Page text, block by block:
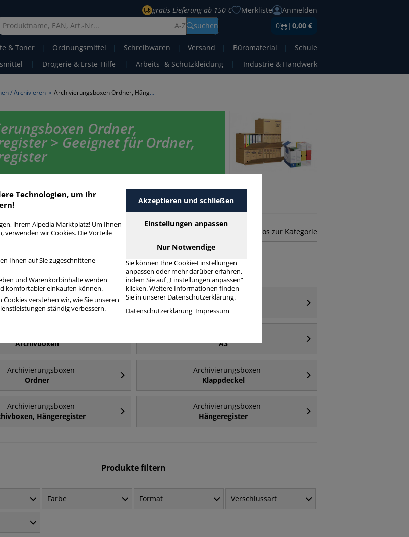
gratis Lieferung ab 150 € Merkliste
Anmelden
A-Z
suchen 0 |0,00 €
& Toner | Ordnungsmittel | Schreibwaren | Versand | Büromaterial |
Schule
| Drogerie & Erste-Hilfe | Arbeits- & Schutzkleidung | Industrie & Handwerk
/ Archivieren » Archivierungsboxen Ordner, Hängeregister
Ordner,
> Geeignet für Ordner,
Archivierungsboxen Ordner, Hängeregister mit unserer Filter-
Ordner, Hängeregister mehr Infos zur Kategorie
Häufig gesucht
Archivierungsboxen
A4
Archivierungsboxen
Archivboxen
A3
Archivierungsboxen
Ordner
Archivierungsboxen
Klappdeckel
Archivierungsboxen
Hängeregister
Archivierungsboxen
Hängeregister
Produkte filtern
Farbe Format Verschlussart
Technologien, um Ihr
ihrem Alpedia Marktplatz! Um Ihnen
verwenden wir Cookies. Die Vorteile
Ihnen auf Sie zugeschnittene
und Warenkorbinhalte werden
komfortabler einkaufen können.
Cookies verstehen wir, wie Sie unseren
ständig verbessern.
Akzeptieren und schließen
Einstellungen anpassen
Nur Notwendige
Sie können Ihre Cookie-Einstellungen
anpassen oder mehr darüber erfahren,
indem Sie auf „Einstellungen anpassen“
klicken. Weitere Informationen finden
Sie in unserer Datenschutzerklärung.
Datenschutzerklärung Impressum